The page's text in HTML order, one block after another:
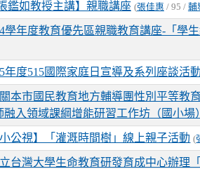
鑑如教授主講】親職講座 (張佳惠 / 95 / 輔
學年度教育優先區親職教育講座-「學
年度515國際家庭日宣導及系列座談活動
本市國民教育地方輔導團性別平等教
入領域課綱增能研習工作坊（國小場
小公視】「灌溉時間樹」線上親子活動 (
台灣大學生命教育研發育成中心辦理